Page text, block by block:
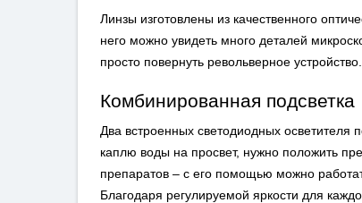
Линзы изготовлены из качественного
него можно увидеть много деталей
просто повернуть револьверное устройство.
Комбинированная подсветка
Два встроенных светодиодных осветителя
каплю воды на просвет, нужно положить
препаратов – с его помощью можно
Благодаря регулируемой яркости для